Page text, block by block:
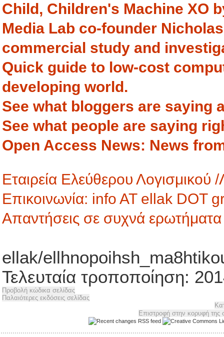
Child, Children's Machine XO
Media Lab co-founder
commercial study and
Quick guide to low-cost
developing world.
See what bloggers are saying
See what people are saying
Open Access News: News
Εταιρεία Ελεύθερου Λογισμικού
Επικοινωνία: info AT ellak DΟΤ
Απαντήσεις σε συχνά
ellak/
Τελευταία τροποποίηση: